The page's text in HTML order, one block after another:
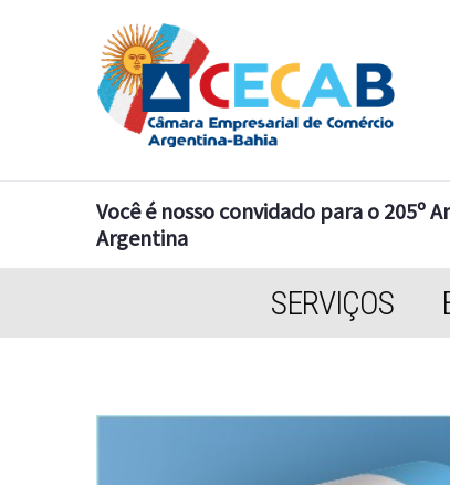
Você é nosso convidado para o 205º
Argentina
SERVIÇOS